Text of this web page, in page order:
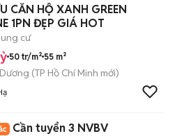
CĂN HỘ XANH GREEN
1PN ĐẸP GIÁ HOT
cư
50 tr/m² 55 m²
(TP Hồ Chí Minh mới)
Cần tuyển 3 NVBV